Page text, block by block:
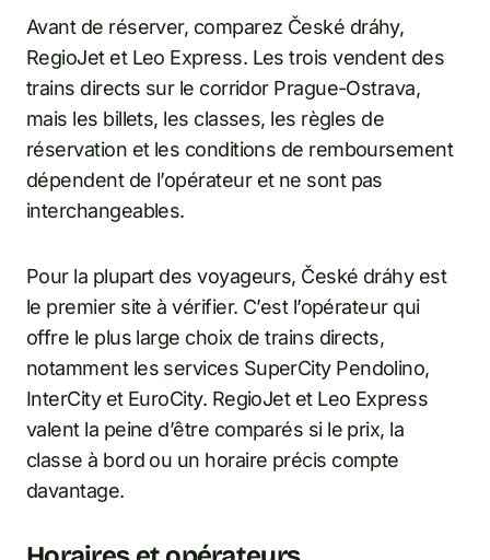
Avant de réserver, comparez České dráhy,
RegioJet et Leo Express. Les trois vendent des
trains directs sur le corridor Prague-Ostrava,
mais les billets, les classes, les règles de
réservation et les conditions de remboursement
dépendent de l’opérateur et ne sont pas
interchangeables.
Pour la plupart des voyageurs, České dráhy est
le premier site à vérifier. C’est l’opérateur qui
offre le plus large choix de trains directs,
notamment les services SuperCity Pendolino,
InterCity et EuroCity. RegioJet et Leo Express
valent la peine d’être comparés si le prix, la
classe à bord ou un horaire précis compte
davantage.